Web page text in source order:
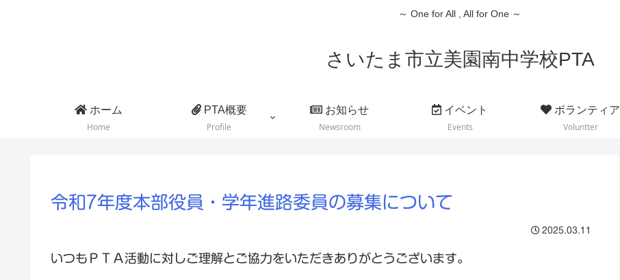
～ One for All , All for One ～
さいたま市立美園南中学校PTA
ホーム
Home
PTA概要
Profile
お知らせ
Newsroom
イベント
Events
ボランティア
Voluntter
令和7年度本部役員・学年進路委員の募集について
2025.03.11
いつもＰＴＡ活動に対しご理解とご協力をいただきありがとうございます。